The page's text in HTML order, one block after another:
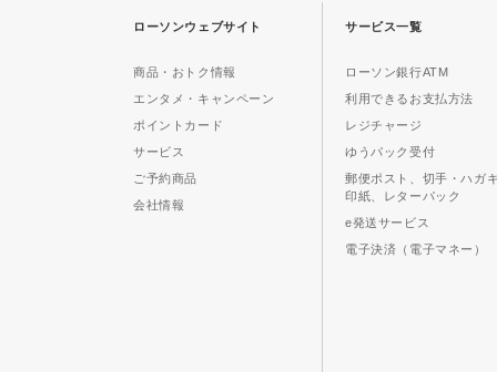
ローソンウェブサイト
商品・おトク情報
エンタメ・キャンペーン
ポイントカード
サービス
ご予約商品
会社情報
サービス一覧
ローソン銀行ATM
利用できるお支払方法
レジチャージ
ゆうパック受付
郵便ポスト、切手・ハガ
印紙、レターパック
e発送サービス
電子決済（電子マネー）